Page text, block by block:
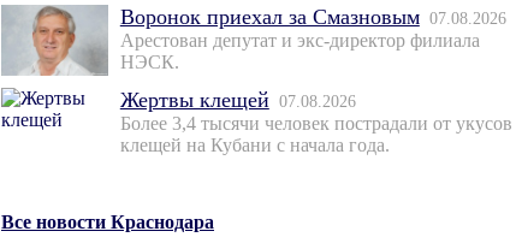
Воронок приехал за Смазновым 07.08.2026
Арестован депутат и экс-директор филиала
НЭСК.
Жертвы клещей 07.08.2026
Более 3,4 тысячи человек пострадали от укусов
клещей на Кубани с начала года.
Все новости Краснодара